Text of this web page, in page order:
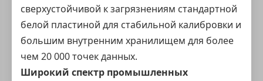
сверхустойчивой к загрязнениям стандартной
белой пластиной для стабильной калибровки и
большим внутренним хранилищем для более
чем 20 000 точек данных.
Широкий спектр промышленных